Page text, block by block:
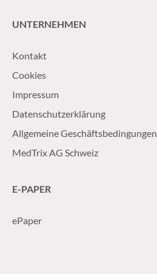
UNTERNEHMEN
Kontakt
Cookies
Impressum
Datenschutzerklärung
Allgemeine Geschäftsbedingungen
MedTrix AG Schweiz
E-PAPER
ePaper